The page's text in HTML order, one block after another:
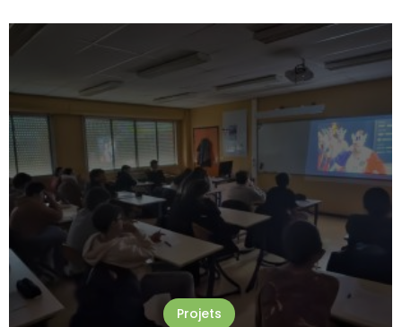
Projets